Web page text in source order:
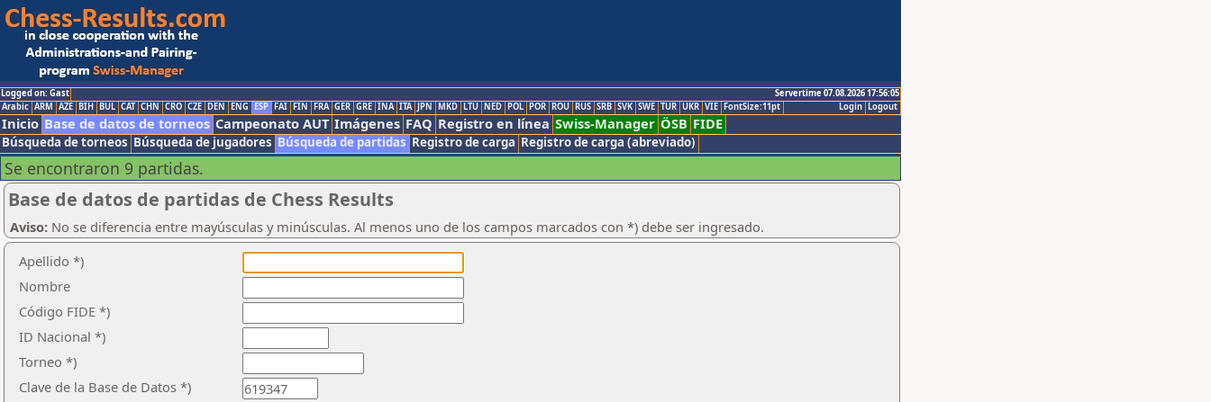
Logged on: Gast
Servertime 07.08.2026 17:56:05
Logout
Login
Arabic ARM AZE BIH BUL CAT CHN CRO CZE DEN ENG ESP FAI FIN FRA GER GRE INA ITA JPN MKD LTU NED POL POR ROU RUS SRB SVK SWE TUR UKR VIE FontSize:11pt
Inicio Base de datos de torneos Campeonato AUT Imágenes FAQ Registro en línea Swiss-Manager ÖSB FIDE
Búsqueda de torneos Búsqueda de jugadores Búsqueda de partidas Registro de carga Registro de carga (abreviado)
Se encontraron 9 partidas.
Base de datos de partidas de Chess Results
Aviso: No se diferencia entre mayúsculas y minúsculas. Al menos uno de los campos marcados con *) debe ser ingresado.
Apellido *)
Nombre
Código FIDE *)
ID Nacional *)
Torneo *)
Clave de la Base de Datos *)